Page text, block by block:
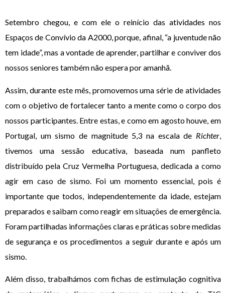
Setembro chegou, e com ele o reinício das atividades nos
Espaços de Convívio da A2000, porque, afinal, “a juventude não
tem idade”, mas a vontade de aprender, partilhar e conviver dos
nossos seniores também não espera por amanhã.
Assim, durante este mês, promovemos uma série de atividades
com o objetivo de fortalecer tanto a mente como o corpo dos
nossos participantes. Entre estas, e como em agosto houve, em
Portugal, um sismo de magnitude 5,3 na escala de Richter
tivemos uma sessão educativa, baseada num panfleto
distribuído pela Cruz Vermelha Portuguesa, dedicada a como
agir em caso de sismo. Foi um momento essencial, pois é
importante que todos, independentemente da idade, estejam
preparados e saibam como reagir em situações de emergência.
Foram partilhadas informações claras e práticas sobre medidas
de segurança e os procedimentos a seguir durante e após um
sismo.
Além disso, trabalhámos com fichas de estimulação cognitiva